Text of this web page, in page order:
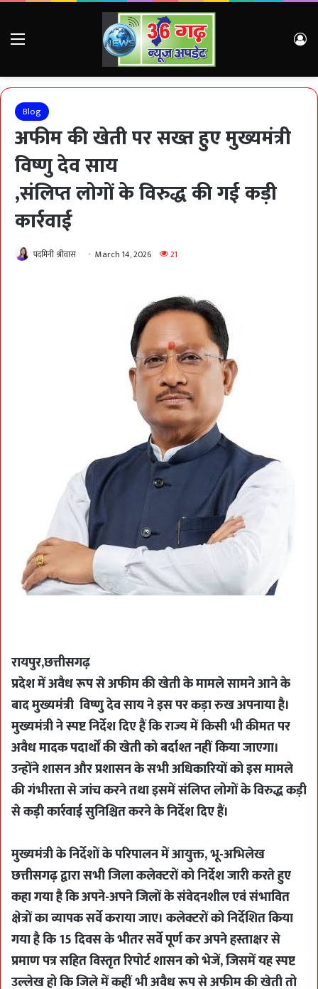
Menu
Blog
अफीम की खेती पर सख्त हुए मुख्यमंत्री
विष्णु देव साय
,संलिप्त लोगों के विरुद्ध की गई कड़ी
कार्रवाई
पदमिनी श्रीवास March 14, 2026 21
रायपुर,छत्तीसगढ़
प्रदेश में अवैध रूप से अफीम की खेती के मामले सामने आने के
बाद मुख्यमंत्री विष्णु देव साय ने इस पर कड़ा रुख अपनाया है।
मुख्यमंत्री ने स्पष्ट निर्देश दिए हैं कि राज्य में किसी भी कीमत पर
अवैध मादक पदार्थों की खेती को बर्दाश्त नहीं किया जाएगा।
उन्होंने शासन और प्रशासन के सभी अधिकारियों को इस मामले
की गंभीरता से जांच करने तथा इसमें संलिप्त लोगों के विरुद्ध कड़ी
से कड़ी कार्रवाई सुनिश्चित करने के निर्देश दिए हैं।
मुख्यमंत्री के निर्देशों के परिपालन में आयुक्त, भू-अभिलेख
छत्तीसगढ़ द्वारा सभी जिला कलेक्टरों को निर्देश जारी करते हुए
कहा गया है कि अपने-अपने जिलों के संवेदनशील एवं संभावित
क्षेत्रों का व्यापक सर्वे कराया जाए। कलेक्टरों को निर्देशित किया
गया है कि 15 दिवस के भीतर सर्वे पूर्ण कर अपने हस्ताक्षर से
प्रमाण पत्र सहित विस्तृत रिपोर्ट शासन को भेजें, जिसमें यह स्पष्ट
उल्लेख हो कि जिले में कहीं भी अवैध रूप से अफीम की खेती तो